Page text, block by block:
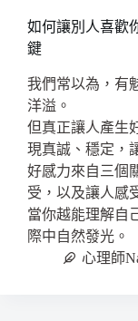
如何讓別人喜歡
鍵
我們常以為，有
洋溢。
但真正讓人產生
現真誠、穩定，
好感力來自三個
受，以及讓人感
當你越能理解自
際中自然發光。
心理師